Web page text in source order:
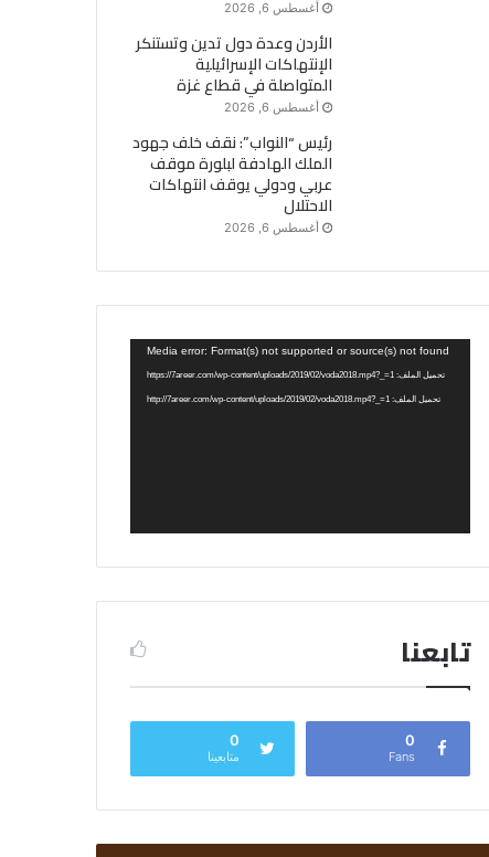
أغسطس 6, 2026
الأردن وعدة دول تدين وتستنكر
الإنتهاكات الإسرائيلية
المتواصلة في قطاع غزة
أغسطس 6, 2026
رئيس “النواب”: نقف خلف جهود
الملك الهادفة لبلورة موقف
عربي ودولي يوقف انتهاكات
الاحتلال
أغسطس 6, 2026
مشغل
الفيديو
Media error: Format(s) not supported or source(s) not found
تحميل الملف: https://7areer.com/wp-content/uploads/2019/02/voda2018.mp4?_=1
تحميل الملف: http://7areer.com/wp-content/uploads/2019/02/voda2018.mp4?_=1
تابعنا
0
Fans
0
متابعينا